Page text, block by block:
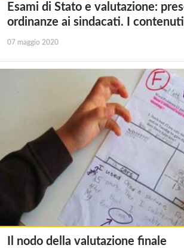
Esami di Stato e valutazione:
ordinanze ai sindacati. I contenuti
07 maggio 2020
Il nodo della valutazione finale